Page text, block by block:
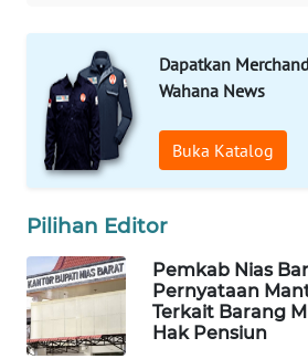
Dapatkan
Wahana News
Buka Katalog
Pilihan Editor
Pemkab Nias
Pernyataan
Terkait Barang
Hak Pensiun
MASYARAKAT
KELISTRIKAN
WALINKI
MAWAKA
ID
MARTABAT